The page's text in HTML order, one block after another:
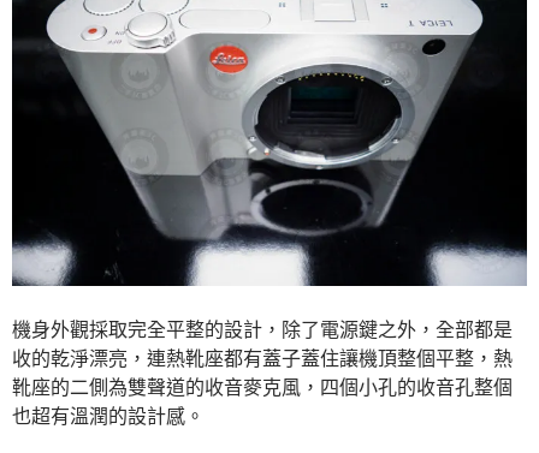
機身外觀採取完全平整的設計，除了電源鍵之外，全部都是
收的乾淨漂亮，連熱靴座都有蓋子蓋住讓機頂整個平整，熱
靴座的二側為雙聲道的收音麥克風，四個小孔的收音孔整個
也超有溫潤的設計感。